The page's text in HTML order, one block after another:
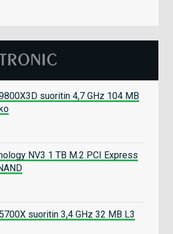
suoritin 4,7 GHz 104 MB
NV3 1 TB M.2 PCI Express
suoritin 3,4 GHz 32 MB L3